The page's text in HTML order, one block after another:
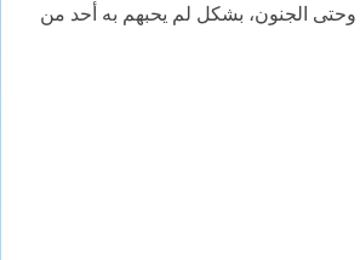
وحتى الجنون، بشكل لم يحبهم به أحد من